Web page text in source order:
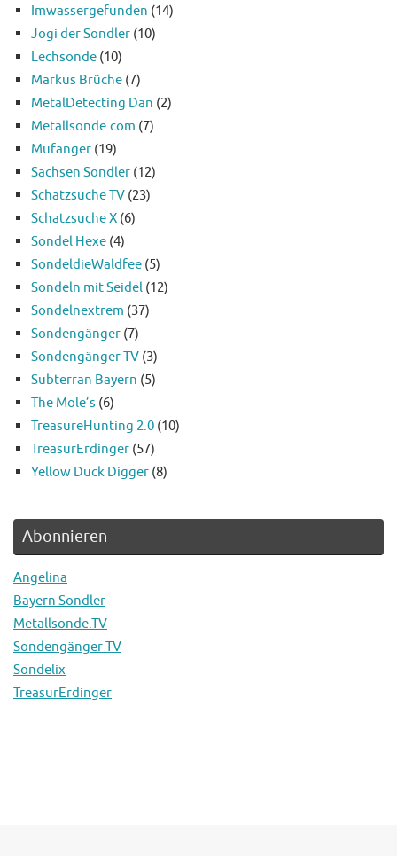
Imwassergefunden (14)
Jogi der Sondler (10)
Lechsonde (10)
Markus Brüche (7)
MetalDetecting Dan (2)
Metallsonde.com (7)
Mufänger (19)
Sachsen Sondler (12)
Schatzsuche TV (23)
Schatzsuche X (6)
Sondel Hexe (4)
SondeldieWaldfee (5)
Sondeln mit Seidel (12)
Sondelnextrem (37)
Sondengänger (7)
Sondengänger TV (3)
Subterran Bayern (5)
The Mole’s (6)
TreasureHunting 2.0 (10)
TreasurErdinger (57)
Yellow Duck Digger (8)
Abonnieren
Angelina
Bayern Sondler
Metallsonde.TV
Sondengänger TV
Sondelix
TreasurErdinger